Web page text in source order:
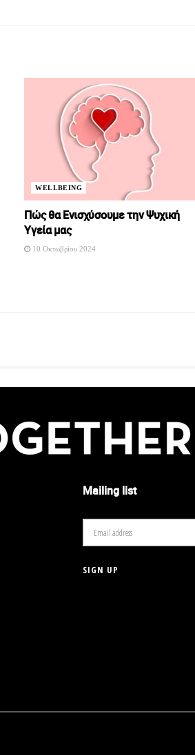
WELLBEING
Πώς θα Ενισχύσουμε την Ψυχική
Yγεία μας
10 Οκτωβρίου 2024
Mailing list